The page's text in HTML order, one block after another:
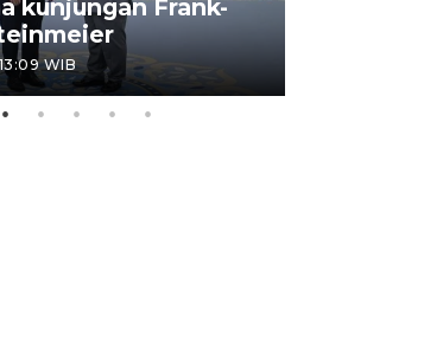
kunjungan Frank-
WIB